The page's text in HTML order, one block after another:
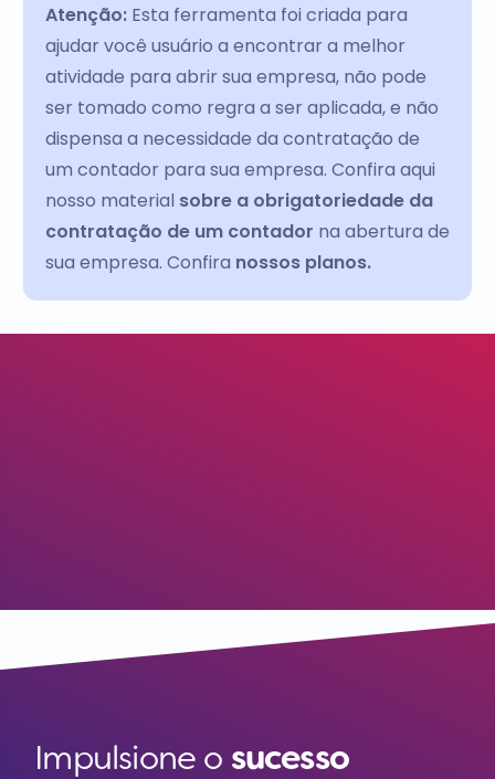
Atenção:Esta ferramenta foi criada para
ajudar você usuário a encontrar a melhor
atividade para abrir sua empresa, não pode
ser tomado como regra a ser aplicada, e não
dispensa a necessidade da contratação de
um contador para sua empresa. Confira aqui
nosso material sobre a obrigatoriedade da
contratação de um contador na abertura de
sua empresa. Confira nossos planos.
Impulsione o sucesso